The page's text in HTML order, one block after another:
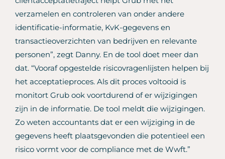
verzamelen en controleren van onder andere
identificatie-informatie, KvK-gegevens en
transactieoverzichten van bedrijven en relevante
personen”, zegt Danny. En de tool doet meer dan
dat. “Vooraf opgestelde risicovragenlijsten helpen bij
het acceptatieproces. Als dit proces voltooid is
monitort Grub ook voortdurend of er wijzigingen
zijn in de informatie. De tool meldt die wijzigingen.
Zo weten accountants dat er een wijziging in de
gegevens heeft plaatsgevonden die potentieel een
risico vormt voor de compliance met de Wwft.”